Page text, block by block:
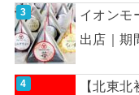
イオンモ
出店｜期
【北東